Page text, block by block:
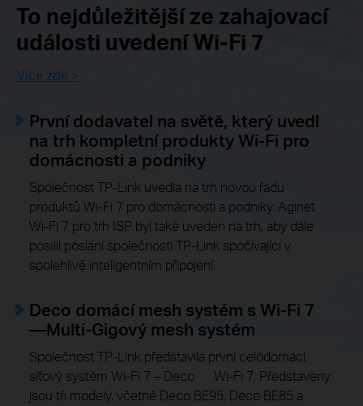
To nejdůležitější ze zahajovací
události uvedení Wi-Fi 7
Více zde >
První dodavatel na světě, který uvedl
na trh kompletní produkty Wi-Fi pro
domácnosti a podniky
Společnost TP-Link uvedla na trh novou řadu
produktů Wi-Fi 7 pro domácnosti a podniky. Aginet
Wi-Fi 7 pro trh ISP byl také uveden na trh, aby dále
posílil poslání společnosti TP-Link spočívající v
spolehlivě inteligentním připojení.
Deco domácí mesh systém s Wi-Fi 7
—Multi-Gigový mesh systém
Společnost TP-Link představila první celodomácí
síťový systém Wi-Fi 7 – Deco Wi-Fi 7. Představeny
jsou tři modely, včetně Deco BE95, Deco BE85 a